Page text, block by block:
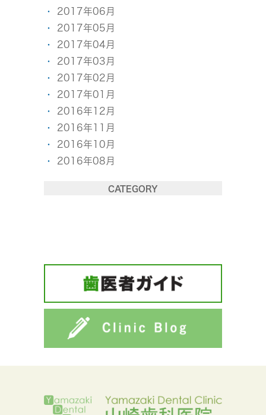
2017年06月
2017年05月
2017年04月
2017年03月
2017年02月
2017年01月
2016年12月
2016年11月
2016年10月
2016年08月
CATEGORY